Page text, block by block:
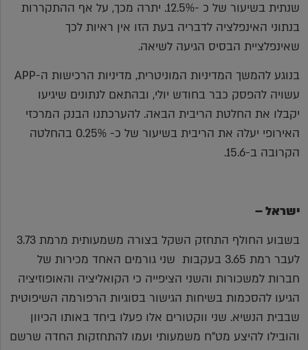
שנתית בשיעור של כ -12.5%. יתרה מכך, על אף ההתקררות
בנתוני האינפלציה לדבריה בעת הזו אין ראיות לכך
שאינפלציית הבסיס הגיעה לשיאה.
בנוגע להמשך המדיניות המוניטרית, מדיניות הרכישות ה-APP
עשויה להפסק כבר בחודש יולי, ובהתאם לנתונים שיגיעו
יקבלו את החלטת הריבית הבאה. להערכתנו הבנק המרכזי
האירופי יעלה את הריבית בשיעור של כ- 0.25% בהחלטה
הקרובה ב-15.6.
ישראל –
בשבוע החולף התחזק השקל בצורה משמעותית מרמת 3.73
לעבר רמת 3.65 בעקבות שני גורמים האחד מכירות של
חברות למשכורות והשני הציפייה כי הקואליציה והאופוזיציה
הגיעו להסכמות בשיחות הגישור בסוגיות הרפורמה השיפוטית
שבבית הנשיא. שני ווקטורים אלו פעלו ביחד באותו הכיוון
והובילו להיצע מט"ח משמעותי ועמו להתחזקות החדה שרשם